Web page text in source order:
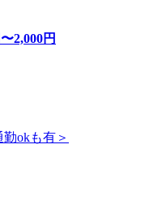
2,000円
okも有＞